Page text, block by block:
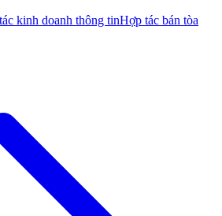
kinh doanh thông tinHợp tác bán tòa